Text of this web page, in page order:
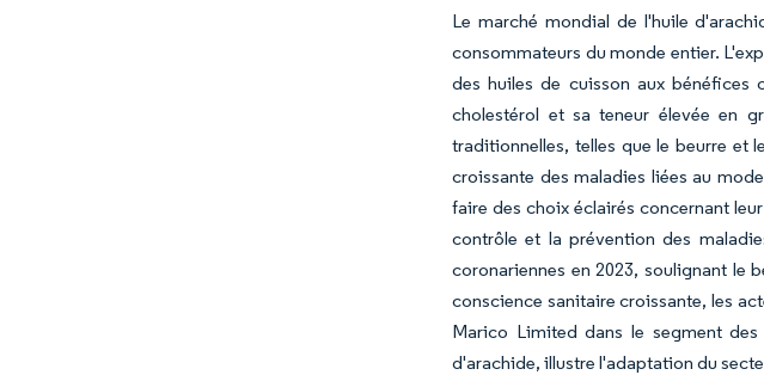
Le marché mondial de l'huile
consommateurs du monde entier.
des huiles de cuisson aux bénéfices
cholestérol et sa teneur élevée en
traditionnelles, telles que le beurre et
croissante des maladies liées au
faire des choix éclairés concernant
contrôle et la prévention des
coronariennes en 2023, soulignant le
conscience sanitaire croissante, les
Marico Limited dans le segment
d'arachide, illustre l'adaptation du